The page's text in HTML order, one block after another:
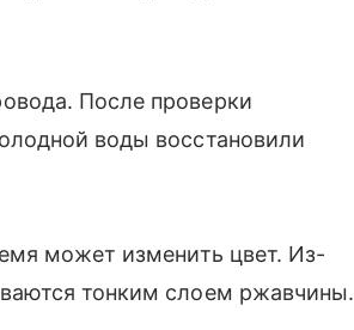
После проверки
воды восстановили
может изменить цвет. Из-
тонким слоем ржавчины.